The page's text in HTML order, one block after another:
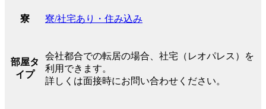
寮 寮/社宅あり・住み込み
部屋タ
イプ
会社都合での転居の場合、社宅（レオパレス）を
利用できます。
詳しくは面接時にお問い合わせください。